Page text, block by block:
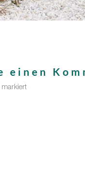
einen
markiert